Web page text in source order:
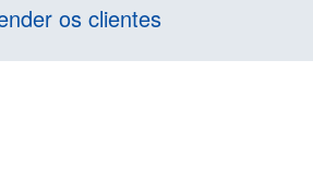
os clientes